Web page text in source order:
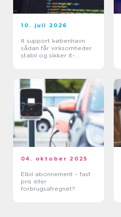
10. juli 2026
It support københavn
sådan får virksomheder
stabil og sikker it-
04. oktober 2025
Elbil abonnement – fast
pris eller
forbrugsafregnet?